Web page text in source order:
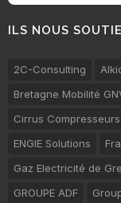
ILS NOUS
2C-Consulting
Bretagne Mobilité
Cirrus Compresseurs
ENGIE Solutions
Gaz Electricité de
GROUPE ADF